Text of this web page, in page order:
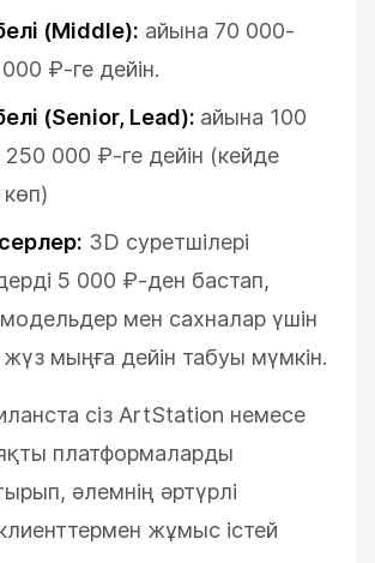
(Middle): айына 70 000-
₽-ге дейін.
(Senior, Lead): айына 100
000 ₽-ге дейін (кейде
3D суретшілері
5 000 ₽-ден бастап,
модельдер мен сахналар үшін
жүз мыңға дейін табуы мүмкін.
сіз ArtStation немесе
платформаларды
әлемнің әртүрлі
жұмыс істей